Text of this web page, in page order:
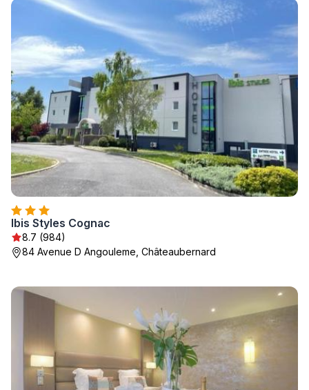
Ibis Styles Cognac
8.7 (984)
84 Avenue D Angouleme, Châteaubernard